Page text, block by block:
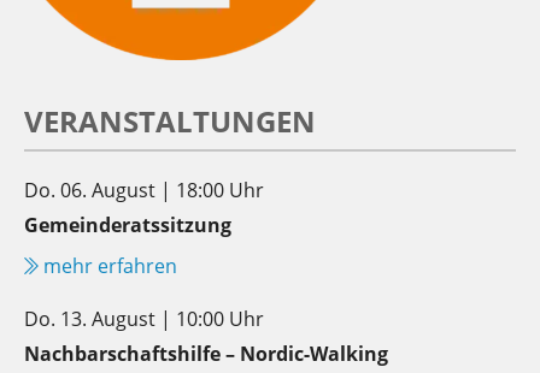
VERANSTALTUNGEN
Do. 06. August | 18:00 Uhr
Gemeinderatssitzung
mehr erfahren
Do. 13. August | 10:00 Uhr
Nachbarschaftshilfe – Nordic-Walking